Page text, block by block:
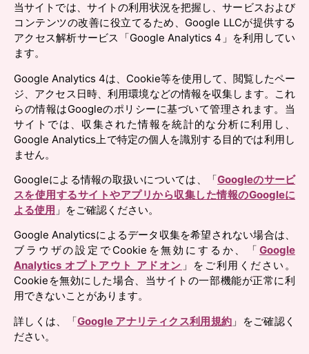
当サイトでは、サイトの利用状況を把握し、サービスおよび
コンテンツの改善に役立てるため、Google LLCが提供する
アクセス解析サービス「Google Analytics 4」を利用してい
ます。
Google Analytics 4は、Cookie等を使用して、閲覧したペー
ジ、アクセス日時、利用環境などの情報を収集します。これ
らの情報はGoogleのポリシーに基づいて管理されます。当
サイトでは、収集された情報を統計的な分析に利用し、
Google Analytics上で特定の個人を識別する目的では利用し
ません。
Googleによる情報の取扱いについては、「Googleのサービ
スを使用するサイトやアプリから収集した情報のGoogleに
よる使用 」をご確認ください。
Google Analyticsによるデータ収集を希望されない場合は、
ブラウザの設定でCookieを無効にするか、「 Google
Analytics オプトアウト アドオン 」をご利用ください。
Cookieを無効にした場合、当サイトの一部機能が正常に利
用できないことがあります。
詳しくは、「Google アナリティクス利用規約 」をご確認く
ださい。